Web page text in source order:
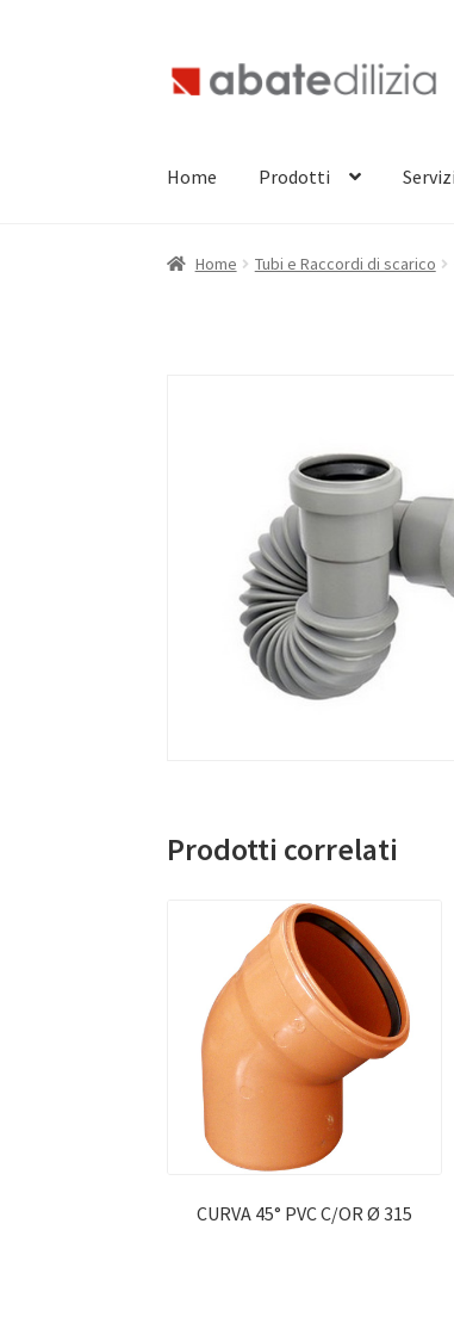
Vai
alla
Vai
al
Home Prodotti Servizi
Home Tubi e Raccordi di scarico
Prodotti correlati
CURVA 45° PVC C/OR Ø 315